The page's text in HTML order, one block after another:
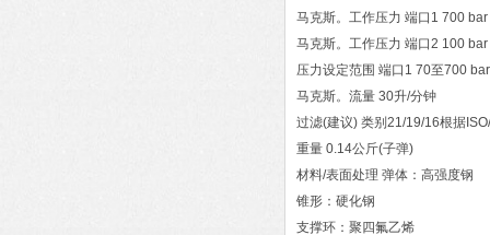
马克斯。工作压力 端口1 700 bar
马克斯。工作压力 端口2 100 bar
压力设定范围 端口1 70至700
马克斯。流量 30升/分钟
过滤(建议) 类别21/19/16根据
重量 0.14公斤(子弹)
材料/表面处理 弹体：高强度钢
锥形：硬化钢
支撑环：聚四氟乙烯